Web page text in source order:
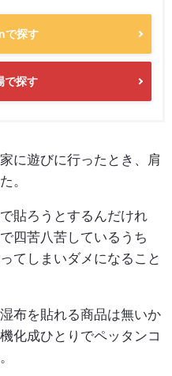
で探す
で探す
に遊びに行ったとき、肩
。
貼ろうとするんだけれ
四苦八苦しているうち
てしまいダメになること
布を貼れる商品は無いか
化成ひとりでペッタンコ